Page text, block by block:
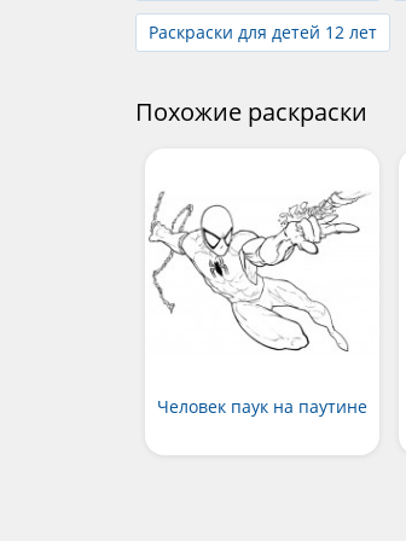
Раскраски для детей 12 лет
Похожие раскраски
Человек паук на паутине